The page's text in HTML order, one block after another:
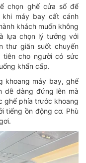
chọn ghế cửa sổ để
máy bay cất cánh
khách muốn không
lựa chọn lý tưởng với
thư giãn suốt chuyến
cho người có sức
khẩn cấp.
khoang máy bay, ghế
dễ dàng đứng lên mà
ghế phía trước khoang
tiếng ồn động cơ. Phù